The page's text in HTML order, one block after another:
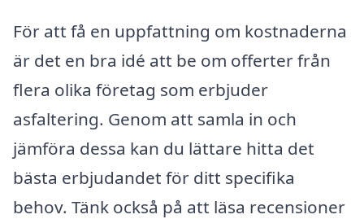
För att få en uppfattning om kostnaderna
är det en bra idé att be om offerter från
flera olika företag som erbjuder
asfaltering. Genom att samla in och
jämföra dessa kan du lättare hitta det
bästa erbjudandet för ditt specifika
behov. Tänk också på att läsa recensioner